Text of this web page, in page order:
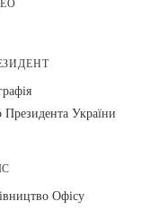
України
Офісу